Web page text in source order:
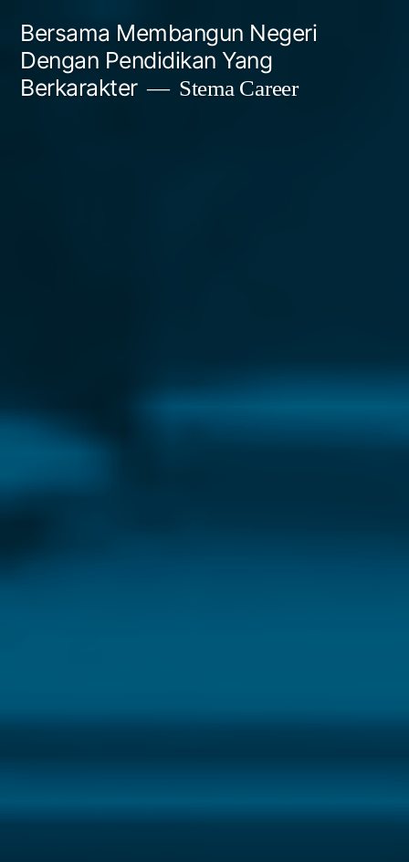
Bersama Membangun Negeri
Dengan Pendidikan Yang
Berkarakter
Stema Career